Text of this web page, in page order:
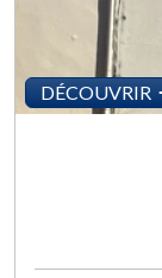
DÉCOUVRIR